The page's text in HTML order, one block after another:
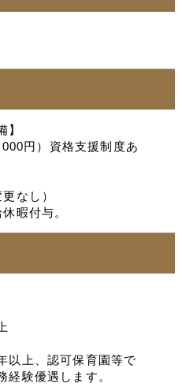
】
円）資格支援制度あ
なし）
暇付与。
以上、認可保育園等で
経験優遇します。